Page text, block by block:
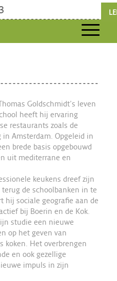
Goldschmidt’s leven
heeft hij ervaring
restaurants zoals de
Amsterdam. Opgeleid in
brede basis opgebouwd
uit mediterrane en
keukens dreef zijn
de schoolbanken in te
hij sociale geografie aan de
bij Boerin en de Kok.
studie een nieuwe
op het geven van
koken. Het overbrengen
en ook gezellige
impuls in zijn